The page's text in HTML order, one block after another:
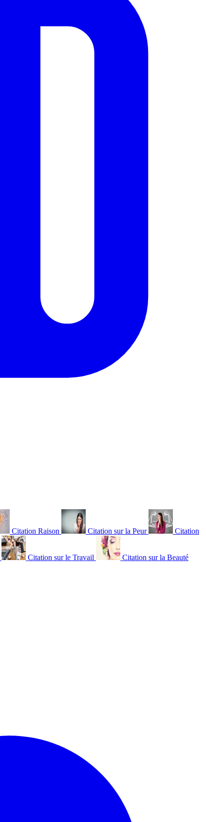
Citation Raison Citation sur la Peur Citation
Citation sur le Travail Citation sur la Beauté